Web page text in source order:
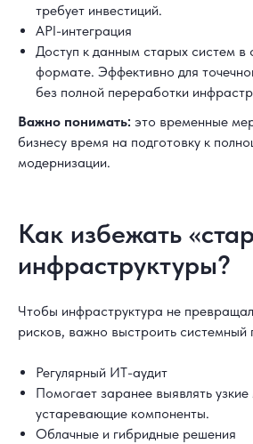
требует инвестиций.
API-интеграция
Доступ к данным старых систем в
формате. Эффективно для
без полной переработки
Важно понимать: это временные
бизнесу время на подготовку к
модернизации.
Как избежать
инфраструктуры?
Чтобы инфраструктура не
рисков, важно выстроить системный
Регулярный ИТ-аудит
Помогает заранее выявлять
устаревающие компоненты.
Облачные и гибридные решения